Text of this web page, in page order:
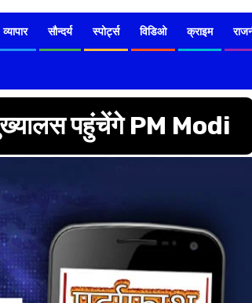
व्यापार सौन्दर्य स्पोर्ट्स विडिओ क्राइम
पहुंचेंगे PM Modi